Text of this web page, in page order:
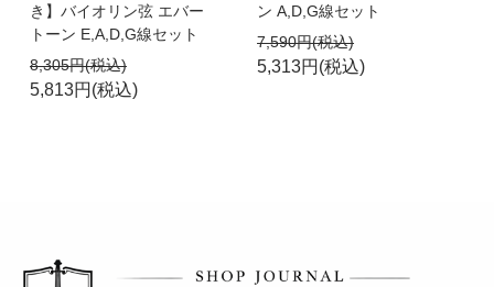
き】バイオリン弦 エバー
トーン E,A,D,G線セット
8,305円(税込)
5,813円(税込)
ン A,D,G線セット
7,590円(税込)
5,313円(税込)